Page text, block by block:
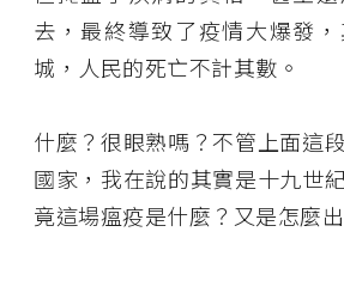
去，最終導致了疫情大爆發
城，人民的死亡不計其數。
什麼？很眼熟嗎？不管上面這
國家，我在說的其實是十九世
竟這場瘟疫是什麼？又是怎麼